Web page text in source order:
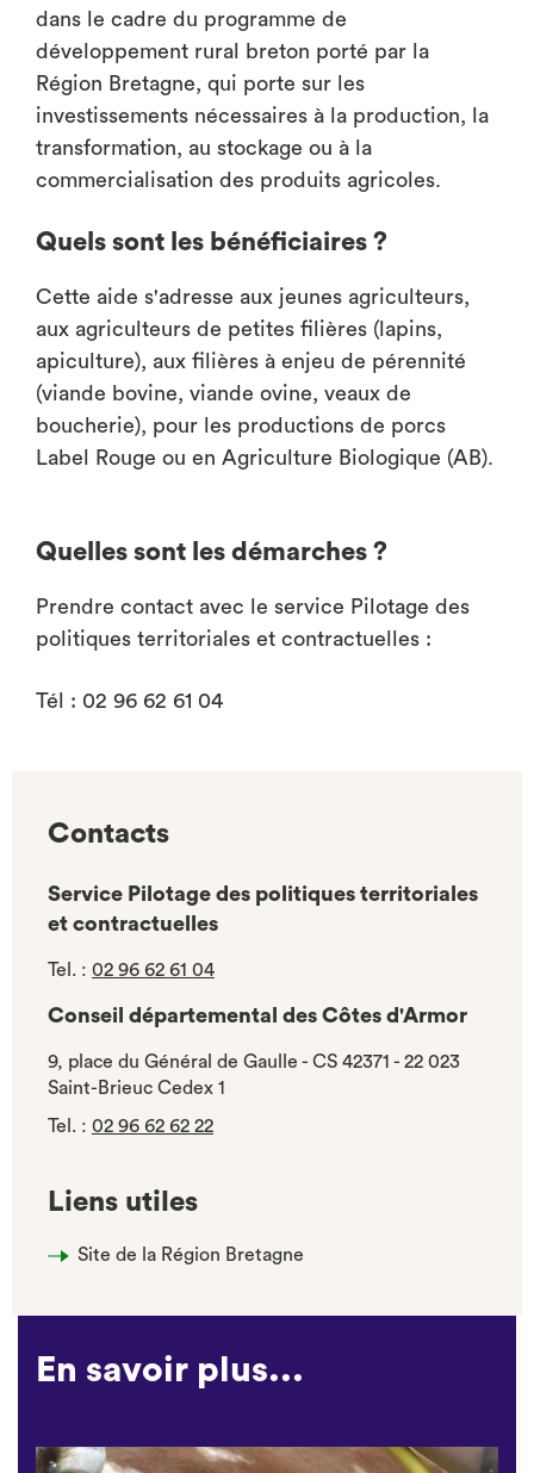
dans le cadre du programme de
développement rural breton porté par la
Région Bretagne, qui porte sur les
investissements nécessaires à la production, la
transformation, au stockage ou à la
commercialisation des produits agricoles.
Quels sont les bénéficiaires ?
Cette aide s'adresse aux jeunes agriculteurs,
aux agriculteurs de petites filières (lapins,
apiculture), aux filières à enjeu de pérennité
(viande bovine, viande ovine, veaux de
boucherie), pour les productions de porcs
Label Rouge ou en Agriculture Biologique (AB).
Quelles sont les démarches ?
Prendre contact avec le service Pilotage des
politiques territoriales et contractuelles :
Tél : 02 96 62 61 04
Contacts
Service Pilotage des politiques territoriales
et contractuelles
Tel. : 02 96 62 61 04
Conseil départemental des Côtes d'Armor
9, place du Général de Gaulle - CS 42371 - 22 023
Saint-Brieuc Cedex 1
Tel. : 02 96 62 62 22
Liens utiles
Site de la Région Bretagne
En savoir plus...